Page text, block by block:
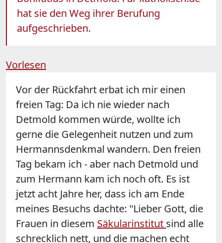
hat sie den Weg ihrer Berufung
aufgeschrieben.
Vorlesen
Vor der Rückfahrt erbat ich mir einen
freien Tag: Da ich nie wieder nach
Detmold kommen würde, wollte ich
gerne die Gelegenheit nutzen und zum
Hermannsdenkmal wandern. Den freien
Tag bekam ich - aber nach Detmold und
zum Hermann kam ich noch oft. Es ist
jetzt acht Jahre her, dass ich am Ende
meines Besuchs dachte: "Lieber Gott, die
Frauen in diesem Säkularinstitut sind alle
schrecklich nett, und die machen echt